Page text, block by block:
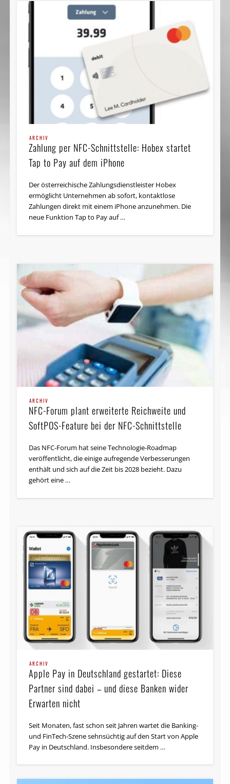
ARCHIV
Zahlung per NFC-Schnittstelle: Hobex startet
Tap to Pay auf dem iPhone
Der österreichische Zahlungsdienstleister Hobex
ermöglicht Unternehmen ab sofort, kontaktlose
Zahlungen direkt mit einem iPhone anzunehmen. Die
neue Funktion Tap to Pay auf …
ARCHIV
NFC-Forum plant erweiterte Reichweite und
SoftPOS-Feature bei der NFC-Schnittstelle
Das NFC-Forum hat seine Technologie-Roadmap
veröffentlicht, die einige aufregende Verbesserungen
enthält und sich auf die Zeit bis 2028 bezieht. Dazu
gehört eine …
ARCHIV
Apple Pay in Deutschland gestartet: Diese
Partner sind dabei – und diese Banken wider
Erwarten nicht
Seit Monaten, fast schon seit Jahren wartet die Banking-
und FinTech-Szene sehnsüchtig auf den Start von Apple
Pay in Deutschland. Insbesondere seitdem …